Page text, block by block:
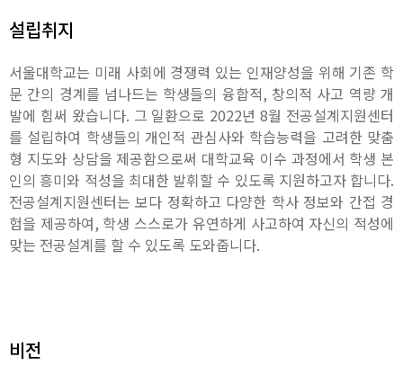
설립취지
서울대학교는 미래 사회에 경쟁력 있는 인재양성을 위해 기존 학
문 간의 경계를 넘나드는 학생들의 융합적, 창의적 사고 역량 개
발에 힘써 왔습니다. 그 일환으로 2022년 8월 전공설계지원센터
를 설립하여 학생들의 개인적 관심사와 학습능력을 고려한 맞춤
형 지도와 상담을 제공함으로써 대학교육 이수 과정에서 학생 본
인의 흥미와 적성을 최대한 발휘할 수 있도록 지원하고자 합니다.
전공설계지원센터는 보다 정확하고 다양한 학사 정보와 간접 경
험을 제공하여, 학생 스스로가 유연하게 사고하여 자신의 적성에
맞는 전공설계를 할 수 있도록 도와줍니다.
비전